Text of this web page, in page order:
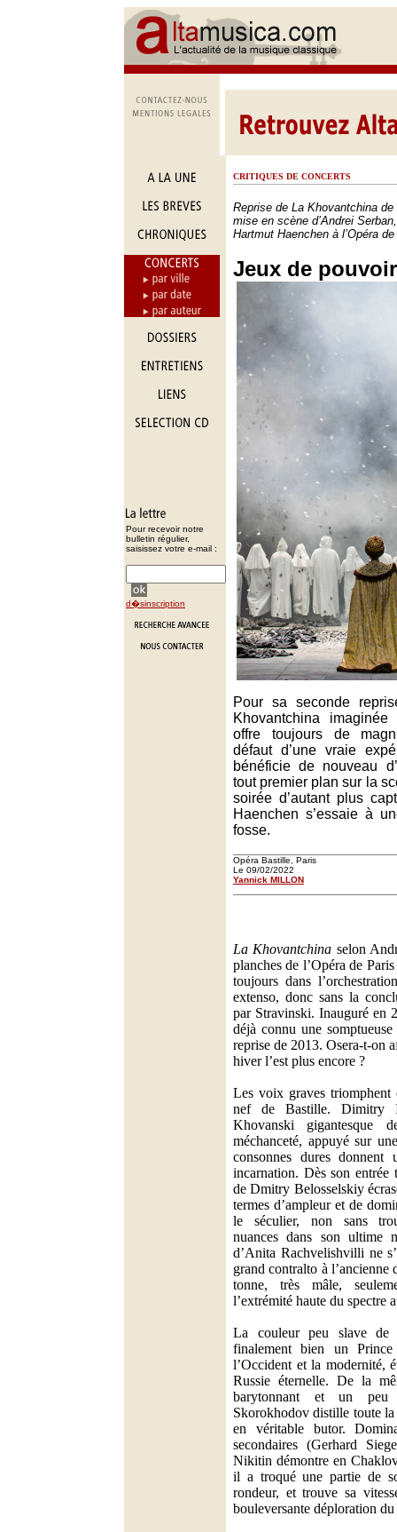
Pour recevoir notre
bulletin régulier,
saisissez votre e-mail :
d�sinscription
CRITIQUES DE CONCERTS
Reprise de La Khovantchina
mise en scène d’Andrei
Hartmut Haenchen à l’Opéra
Jeux de pouvoir
Pour sa seconde
Khovantchina
offre toujours de
défaut d’une vraie
bénéficie de nouveau
tout premier plan sur la
soirée d’autant plus
Haenchen s’essaie à
fosse.
Opéra Bastille, Paris
Le 09/02/2022
Yannick MILLON
La Khovantchina selon
planches de l’Opéra de
toujours dans
extenso, donc sans la
par Stravinski. Inauguré en
déjà connu une
reprise de 2013. Osera-t-on
hiver l’est plus encore ?
Les voix graves triomphent
nef de Bastille. Dimitry
Khovanski gigantesque
méchanceté, appuyé sur
consonnes dures
incarnation. Dès son entrée
de Dmitry Belosselskiy
termes d’ampleur et de
le séculier, non sans
nuances dans son ultime
d’Anita Rachvelishvilli ne
grand contralto à
tonne, très mâle,
l’extrémité haute du spectre
La couleur peu slave de
finalement bien un
l’Occident et la modernité,
Russie éternelle. De la
barytonnant et un peu
Skorokhodov distille toute
en véritable butor.
secondaires (Gerhard
Nikitin démontre en
il a troqué une partie de
rondeur, et trouve sa
bouleversante déploration